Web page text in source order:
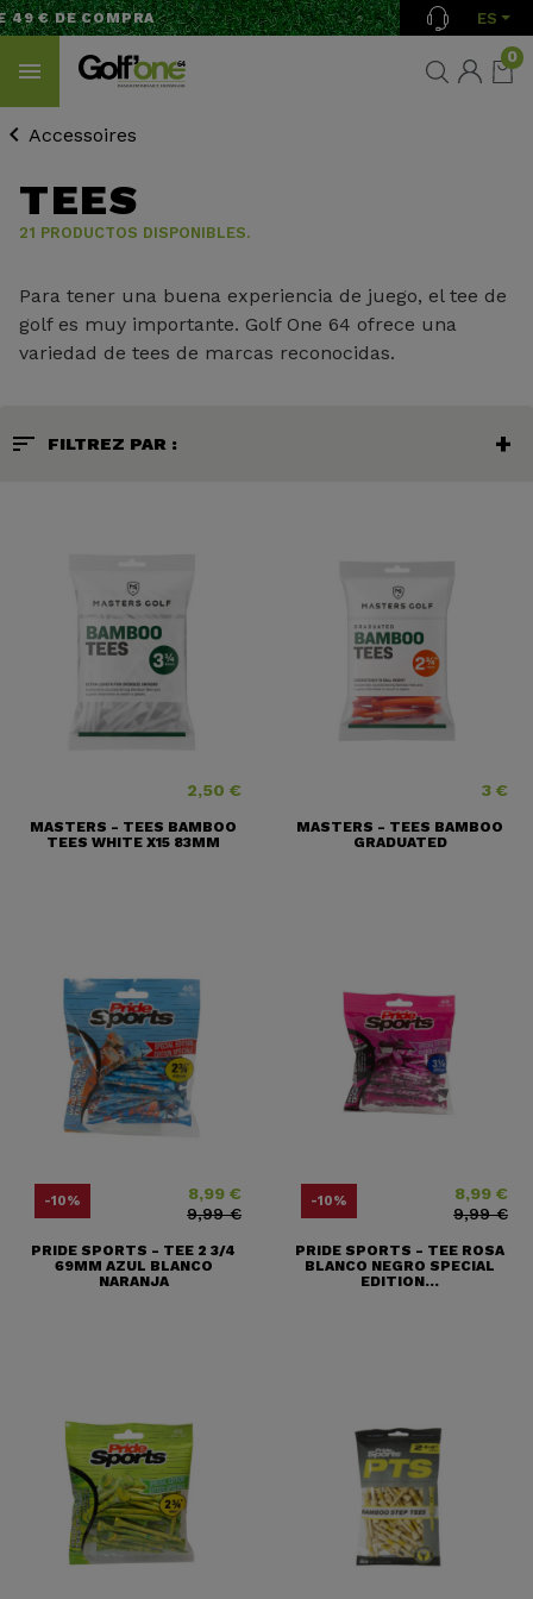
€ DE COMPRA ES
0
Accessoires
TEES
21 PRODUCTOS DISPONIBLES.
Para tener una buena experiencia de juego, el tee de
golf es muy importante. Golf One 64 ofrece una
variedad de tees de marcas reconocidas.
sort FILTREZ PAR :
Precio
2,50 €
MASTERS - TEES BAMBOO
TEES WHITE X15 83MM
3 €
MASTERS - TEES BAMBOO
GRADUATED
-10% 8,99 €
Precio base
9,99 €
PRIDE SPORTS - TEE 2 3/4
69MM AZUL BLANCO
NARANJA
-10% 8,99 €
Precio base
9,99 €
PRIDE SPORTS - TEE ROSA
BLANCO NEGRO SPECIAL
EDITION...